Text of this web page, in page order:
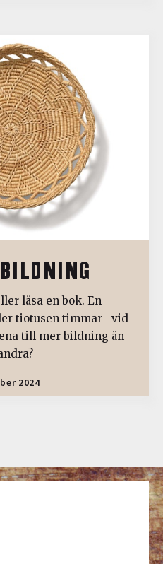
läsa en bok. En
tiotusen timmar vid
till mer bildning än
2024